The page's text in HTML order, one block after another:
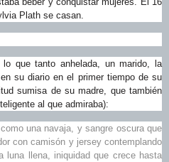
Plath se casan.
que tanto anhelada, un marido, la
su diario en el primer tiempo de su
sumisa de su madre, que también
al que admiraba):
una navaja, y sangre oscura que
con camisón y jersey contemplando
luna llena, iniquidad que crece hasta